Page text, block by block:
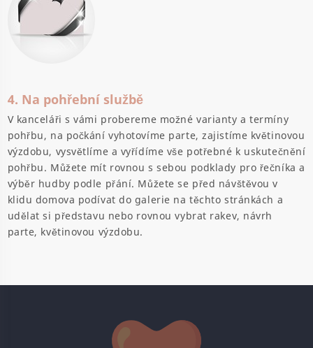
4. Na pohřební službě
V kanceláři s vámi probereme možné varianty a termíny
pohřbu, na počkání vyhotovíme parte, zajistíme květinovou
výzdobu, vysvětlíme a vyřídíme vše potřebné k uskutečnění
pohřbu. Můžete mít rovnou s sebou podklady pro řečníka a
výběr hudby podle přání. Můžete se před návštěvou v
klidu domova podívat do galerie na těchto stránkách a
udělat si představu nebo rovnou vybrat rakev, návrh
parte, květinovou výzdobu.